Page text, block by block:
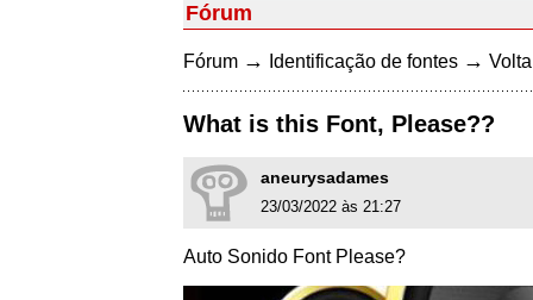
Fórum
Fórum → Identificação de fontes →
What is this Font, Please??
aneurysadames
23/03/2022 às 21:27
Auto Sonido Font Please?